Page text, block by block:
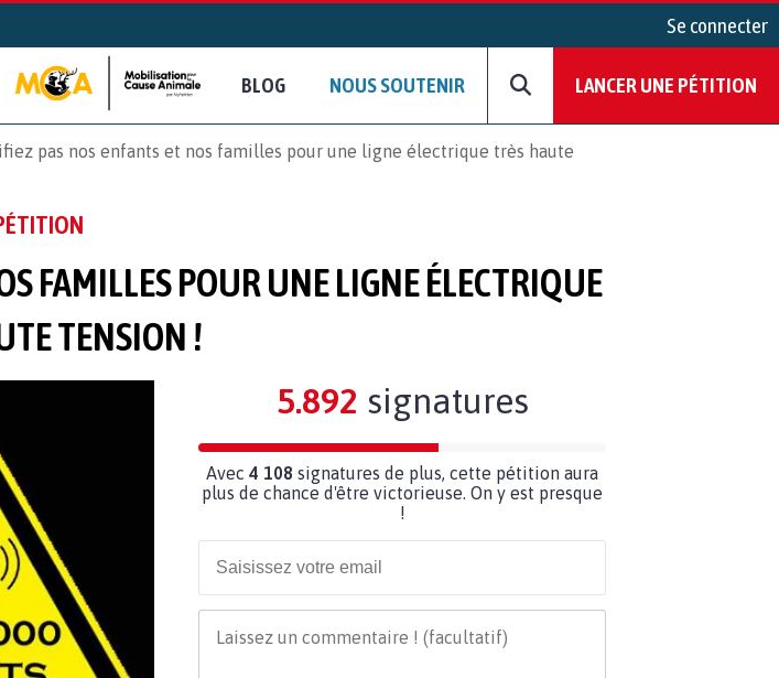
Se connecter
BLOG NOUS SOUTENIR LANCER UNE PÉTITION
pas nos enfants et nos familles pour une ligne électrique très haute
FAMILLES POUR UNE LIGNE ÉLECTRIQUE
TENSION !
5.892 signatures
Avec 4 108 signatures de plus, cette pétition aura
plus de chance d'être victorieuse. On y est presque
!